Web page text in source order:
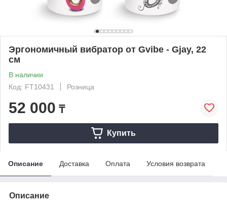
Эргономичный вибратор от Gvibe - Gjay, 22
см
В наличии
Код: FT10431
Розница
52 000 ₸
Купить
Описание Доставка Оплата Условия возврата
Описание